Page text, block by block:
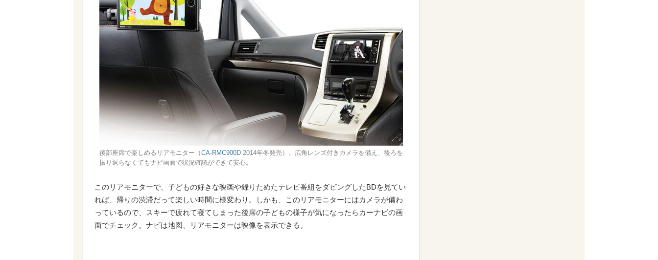
後部座席で楽しめるリアモニター（CA-RMC900D 2014年冬発売）。広角レンズ付きカメラを備え、後ろを
振り返らなくてもナビ画面で状況確認ができて安心。
このリアモニターで、子どもの好きな映画や録りためたテレビ番組をダビングしたBDを見てい
れば、帰りの渋滞だって楽しい時間に様変わり。しかも、このリアモニターにはカメラが備わ
っているので、スキーで疲れて寝てしまった後席の子どもの様子が気になったらカーナビの画
面でチェック。ナビは地図、リアモニターは映像を表示できる。